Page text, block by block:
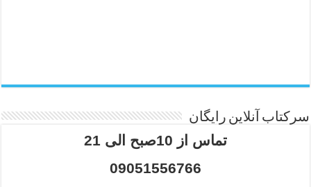
سرکتاب آنلاین رایگان
تماس از 10صبح الی 21
09051556766